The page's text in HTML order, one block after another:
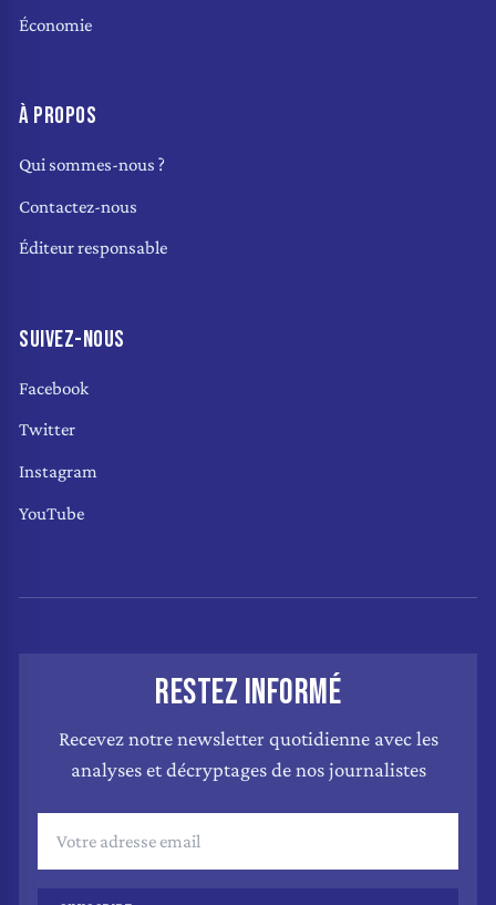
Économie
À PROPOS
Qui sommes-nous ?
Contactez-nous
Éditeur responsable
SUIVEZ-NOUS
Facebook
Twitter
Instagram
YouTube
RESTEZ INFORMÉ
Recevez notre newsletter quotidienne avec les
analyses et décryptages de nos journalistes